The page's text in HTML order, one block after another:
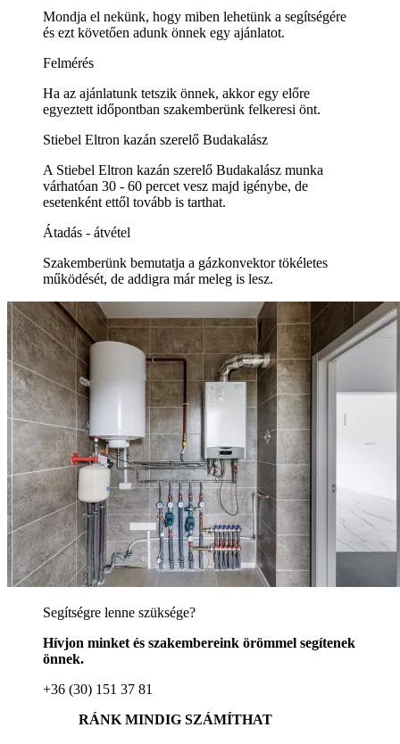
Mondja el nekünk, hogy miben lehetünk a segítségére
és ezt követően adunk önnek egy ajánlatot.
Felmérés
Ha az ajánlatunk tetszik önnek, akkor egy előre
egyeztett időpontban szakemberünk felkeresi önt.
Stiebel Eltron kazán szerelő Budakalász
A Stiebel Eltron kazán szerelő Budakalász munka
várhatóan 30 - 60 percet vesz majd igénybe, de
esetenként ettől tovább is tarthat.
Átadás - átvétel
Szakemberünk bemutatja a gázkonvektor tökéletes
működését, de addigra már meleg is lesz.
Segítségre lenne szüksége?
Hívjon minket és szakembereink örömmel segítenek
önnek.
+36 (30) 151 37 81
RÁNK MINDIG SZÁMÍTHAT